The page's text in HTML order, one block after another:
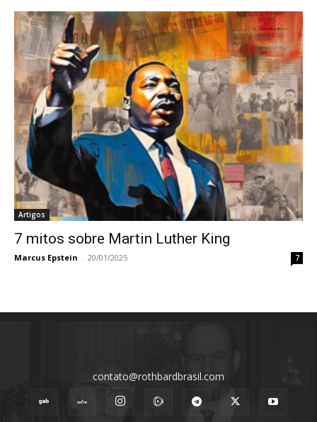
Artigos
7 mitos sobre Martin Luther King
Marcus Epstein - 20/01/2025 7
contato@rothbardbrasil.com